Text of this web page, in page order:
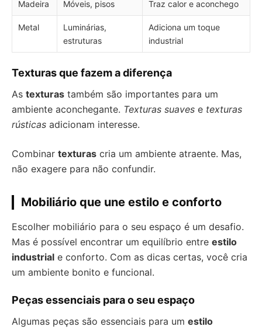
Madeira Móveis, pisos Traz calor e aconchego
Metal
Luminárias,
estruturas
Adiciona um toque
industrial
Texturas que fazem a diferença
As texturas também são importantes para um
ambiente aconchegante. Texturas suaves e texturas
rústicas adicionam interesse.
Combinar texturas cria um ambiente atraente. Mas,
não exagere para não confundir.
Mobiliário que une estilo e conforto
Escolher mobiliário para o seu espaço é um desafio.
Mas é possível encontrar um equilíbrio entre estilo
industrial e conforto. Com as dicas certas, você cria
um ambiente bonito e funcional.
Peças essenciais para o seu espaço
Algumas peças são essenciais para um estilo